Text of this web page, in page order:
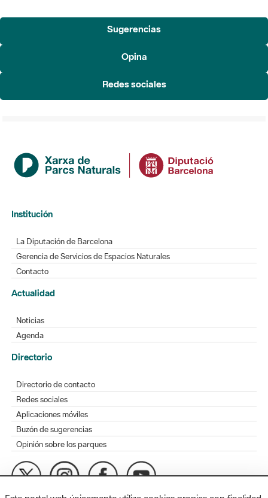
Sugerencias
Opina
Redes sociales
Institución
La Diputación de Barcelona
Gerencia de Servicios de Espacios Naturales
Contacto
Actualidad
Noticias
Agenda
Directorio
Directorio de contacto
Redes sociales
Aplicaciones móviles
Buzón de sugerencias
Opinión sobre los parques